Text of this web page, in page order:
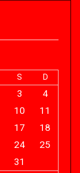
S D
3
4
10
11
17
18
24
25
31